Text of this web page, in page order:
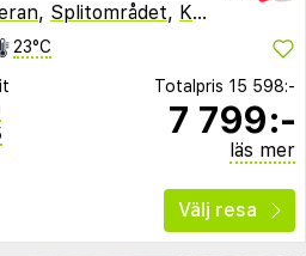
, Splitområdet, Kroatien
23°C
Totalpris 15 598:-
7 799:-
läs mer
Välj resa